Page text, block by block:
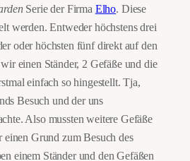
Serie der Firma Elho. Diese
werden. Entweder höchstens drei
oder höchsten fünf direkt auf den
einen Ständer, 2 Gefäße und die
einfach so hingestellt. Tja,
Besuch und der uns
Also mussten weitere Gefäße
einen Grund zum Besuch des
einem Ständer und den Gefäßen